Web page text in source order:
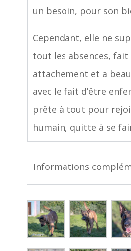
un besoin, pour son
Cependant, elle ne
tout les absences, fait
attachement et a
avec le fait d’être
prête à tout pour
humain, quitte à se
Informations